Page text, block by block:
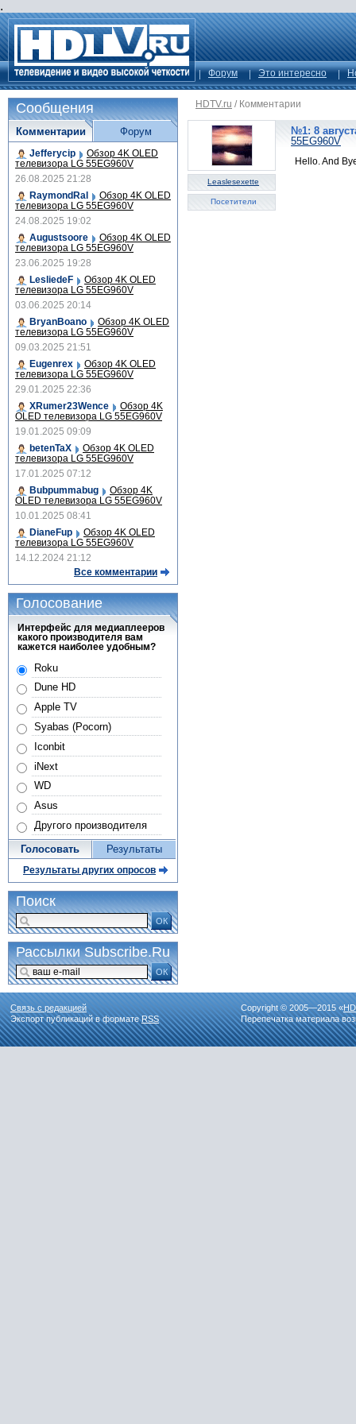
.
Форум Это интересно
HDTV.ru / Комментарии
Leaslesexette
Посетители
№1: 8
55EG960V
Hello. And
Сообщения
Комментарии
Jefferycip Обзор 4K OLED
телевизора LG 55EG960V
26.08.2025 21:28
RaymondRal
Обзор 4K OLED
телевизора LG 55EG960V
24.08.2025 19:02
Augustsoore
Обзор 4K OLED
телевизора LG 55EG960V
23.06.2025 19:28
LesliedeF
Обзор 4K OLED
телевизора LG 55EG960V
03.06.2025 20:14
BryanBoano
Обзор 4K OLED
телевизора LG 55EG960V
09.03.2025 21:51
Eugenrex
Обзор 4K OLED
телевизора LG 55EG960V
29.01.2025 22:36
XRumer23Wence
Обзор 4K
OLED телевизора LG 55EG960V
19.01.2025 09:09
betenTaX
Обзор 4K OLED
телевизора LG 55EG960V
17.01.2025 07:12
Bubpummabug
Обзор 4K
OLED телевизора LG 55EG960V
10.01.2025 08:41
DianeFup
Обзор 4K OLED
телевизора LG 55EG960V
14.12.2024 21:12
Все комментарии
Форум
Голосование
Интерфейс для медиаплееров
какого производителя вам
кажется наиболее удобным?
Roku
Dune HD
Apple TV
Syabas (Pocorn)
Iconbit
iNext
WD
Asus
Другого производителя
Голосовать Результаты
Результаты других опросов
Поиск
ОК
Рассылки Subscribe.Ru
ОК
Связь с редакцией
Экспорт публикаций в форматеRSS
Copyright © 2005—2015 «
Перепечатка материала